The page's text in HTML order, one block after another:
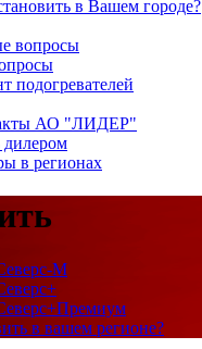
в Вашем городе?
вопросы
подогревателей
АО "ЛИДЕР"
дилером
в регионах
М
в вашем регионе?